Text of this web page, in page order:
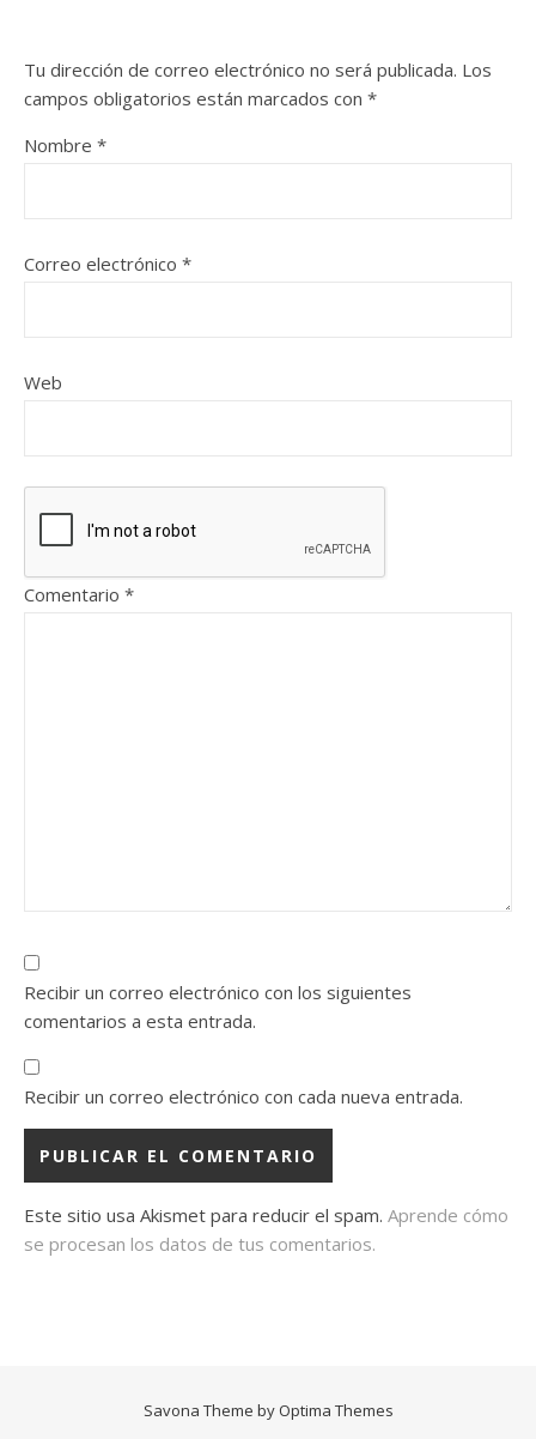
Tu dirección de correo electrónico no será publicada. Los
campos obligatorios están marcados con *
Nombre *
Correo electrónico *
Web
Comentario *
Recibir un correo electrónico con los siguientes
comentarios a esta entrada.
Recibir un correo electrónico con cada nueva entrada.
Este sitio usa Akismet para reducir el spam. Aprende cómo
se procesan los datos de tus comentarios.
Savona Theme by Optima Themes